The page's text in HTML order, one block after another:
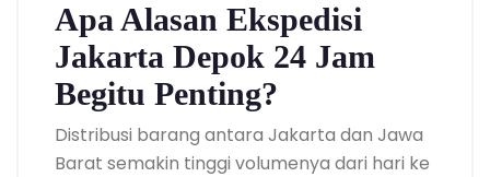
Apa Alasan Ekspedisi
Jakarta Depok 24 Jam
Begitu Penting?
Distribusi barang antara Jakarta dan Jawa
Barat semakin tinggi volumenya dari hari ke